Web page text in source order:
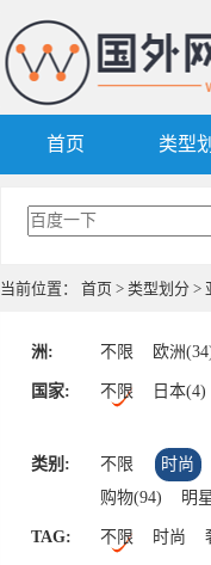
首页 类型
当前位置： 首页 > 类型划分 >
洲: 不限 欧洲
国家: 不限 日本(4)
类别: 不限 时尚
购物(94)
明
汽车(42)
区
TAG: 不限 时尚